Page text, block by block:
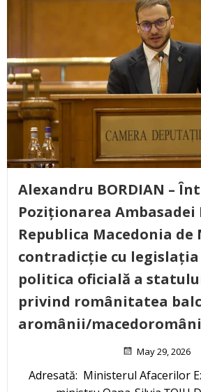
Alexandru BORDIAN –
Poziționarea Ambasadei
Republica Macedonia de
contradicție cu legislația
politica oficială a
privind românitatea
aromânii/
May 29, 2026
Adresată: Ministerul Afacerilor